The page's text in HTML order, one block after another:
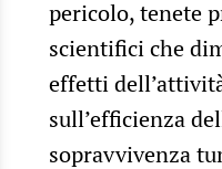
pericolo, tenete
scientifici che
effetti
sull’efficienza
sopravvivenza